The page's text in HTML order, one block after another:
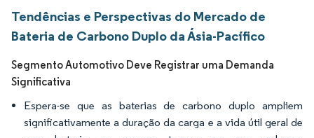
Tendências e Perspectivas do Mercado de
Bateria de Carbono Duplo da Ásia-Pacífico
Segmento Automotivo Deve Registrar uma Demanda
Significativa
Espera-se que as baterias de carbono duplo ampliem
significativamente a duração da carga e a vida útil geral de